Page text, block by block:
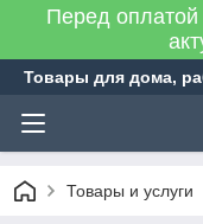
Перед оплатой
Товары для дома,
Товары и услуги